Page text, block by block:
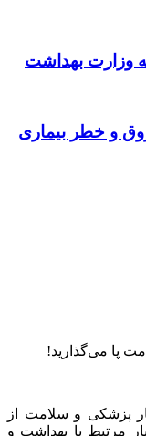
و خطر بیماری
پا می‌گذارید!
پزشکی و سلامت از
مرتبط با بهداشت و